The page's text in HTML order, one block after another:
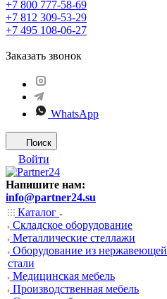
+7 800 777-58-69
+7 812 309-53-29
+7 495 108-06-27
Заказать звонок
WhatsApp
Поиск
Войти
Напишите нам:
info@partner24.su
Каталог
Складское оборудование
Металлические стеллажи
Оборудование из нержавеющей
стали
Медицинская мебель
Производственная мебель